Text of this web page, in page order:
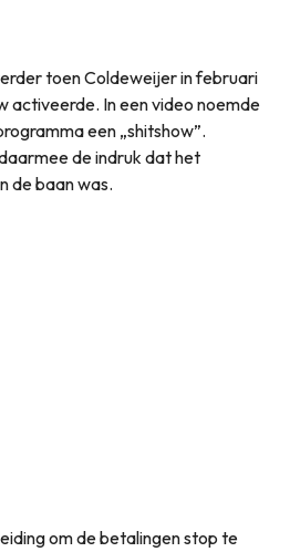
toen Coldeweijer in februari
activeerde. In een video noemde
een „shitshow”.
de indruk dat het
de baan was.
om de betalingen stop te